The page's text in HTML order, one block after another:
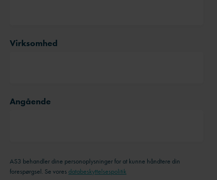
Virksomhed
Angående
AS3 behandler dine personoplysninger for at kunne håndtere din
forespørgsel. Se vores databeskyttelsespolitik